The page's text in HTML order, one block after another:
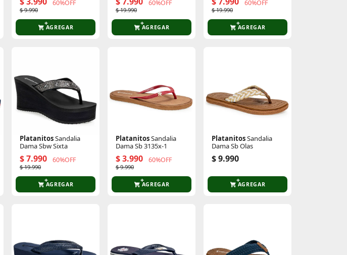
60%OFF
$ 9.990
AGREGAR
60%OFF
$ 19.990
AGREGAR
60%OFF
$ 19.990
AGREGAR
PlatanitosSandalia
Dama Sbw Sixta
$ 7.990 60%OFF
$ 19.990
AGREGAR
PlatanitosSandalia
Dama Sb 3135x-1
$ 3.990 60%OFF
$ 9.990
AGREGAR
PlatanitosSandalia
Dama Sb Olas
$ 9.990
AGREGAR